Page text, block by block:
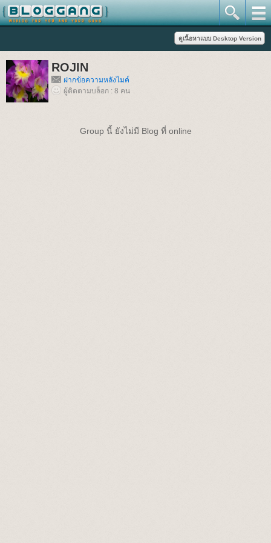
ROJIN
ฝากข้อความหลังไมค์
ผู้ติดตามบล็อก : 8 คน
Group นี้ ยังไม่มี Blog ที่ online